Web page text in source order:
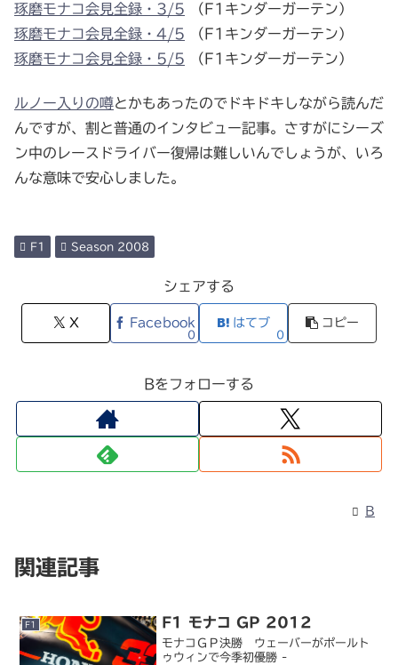
琢磨モナコ会見全録・3/5 （F1キンダーガーテン）
琢磨モナコ会見全録・4/5 （F1キンダーガーテン）
琢磨モナコ会見全録・5/5 （F1キンダーガーテン）
ルノー入りの噂とかもあったのでドキドキしながら読んだ
んですが、割と普通のインタビュー記事。さすがにシーズ
ン中のレースドライバー復帰は難しいんでしょうが、いろ
んな意味で安心しました。
F1 Season 2008
シェアする
X Facebook
0
はてブ
0
コピー
Bをフォローする
B
関連記事
F1 F1 モナコ GP 2012
モナコＧＰ決勝 ウェーバーがポールト
ゥウィンで今季初優勝 -